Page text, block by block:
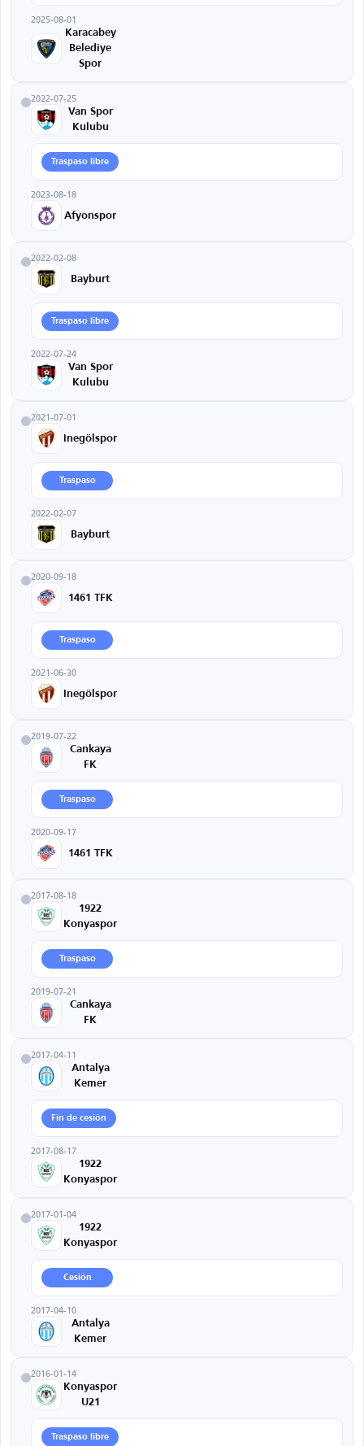
2025-08-01
Karacabey
Belediye
Spor
2022-07-25
Van Spor
Kulubu
Traspaso libre
2023-08-18
Afyonspor
2022-02-08
Bayburt
Traspaso libre
2022-07-24
Van Spor
Kulubu
2021-07-01
Inegölspor
Traspaso
2022-02-07
Bayburt
2020-09-18
1461 TFK
Traspaso
2021-06-30
Inegölspor
2019-07-22
Cankaya
FK
Traspaso
2020-09-17
1461 TFK
2017-08-18
1922
Konyaspor
Traspaso
2019-07-21
Cankaya
FK
2017-04-11
Antalya
Kemer
Fin de cesión
2017-08-17
1922
Konyaspor
2017-01-04
1922
Konyaspor
Cesión
2017-04-10
Antalya
Kemer
2016-01-14
Konyaspor
U21
Traspaso libre